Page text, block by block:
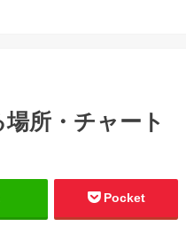
所・チャート
Pocket